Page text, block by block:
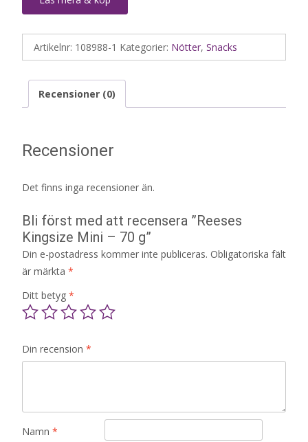
Artikelnr: 108988-1 Kategorier: Nötter, Snacks
Recensioner (0)
Recensioner
Det finns inga recensioner än.
Bli först med att recensera ”Reeses
Kingsize Mini – 70 g”
Din e-postadress kommer inte publiceras. Obligatoriska fält
är märkta *
Ditt betyg *
Din recension *
Namn *